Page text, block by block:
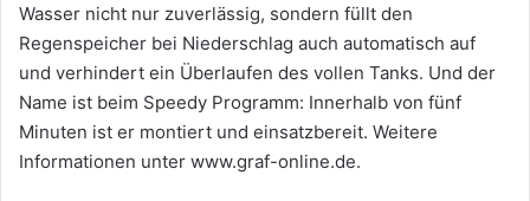
Wasser nicht nur zuverlässig, sondern füllt den
Regenspeicher bei Niederschlag auch automatisch auf
und verhindert ein Überlaufen des vollen Tanks. Und der
Name ist beim Speedy Programm: Innerhalb von fünf
Minuten ist er montiert und einsatzbereit. Weitere
Informationen unter www.graf-online.de.